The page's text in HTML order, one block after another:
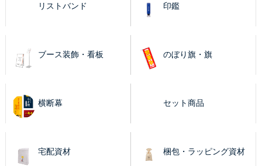
リストバンド 印鑑
ブース装飾・看板 のぼり旗・旗
横断幕 セット商品
宅配資材 梱包・ラッピング資材